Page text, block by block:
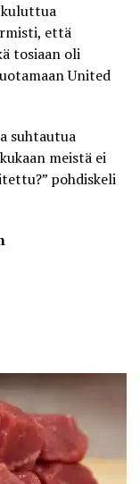
kuluttua
että
tosiaan oli
United
suhtautua
meistä ei
pohdiskeli